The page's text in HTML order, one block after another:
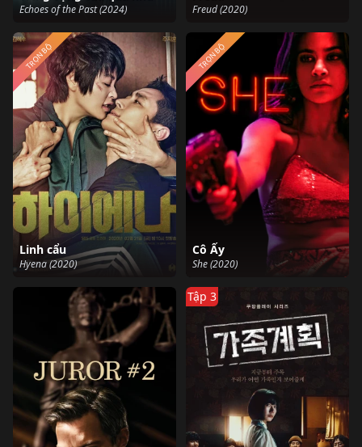
Echoes of the Past (2024) Freud (2020)
Linh cẩu
Hyena (2020)
TRỌN BỘ
Cô Ấy
She (2020)
TRỌN BỘ
Tập 3